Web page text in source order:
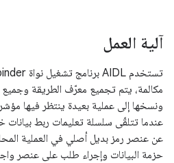
آلية العمل
مكالمة، يتم تجميع معرّف الطريقة
عندما تتلقّى سلسلة تعليمات ربط بيانات
عن عنصر رمز بديل أصلي في العملية
حزمة البيانات وإجراء طلب على عنصر